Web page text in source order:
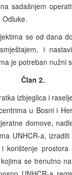
sadašnjem
Odluke.
se od dana
i
je potreban nužni
Član 2.
izbjeglica i
u Bosni i
domove,
UNHCR-a,
korištenje
se trenutno